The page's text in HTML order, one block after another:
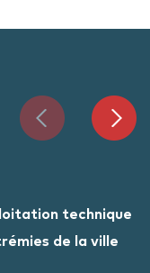
technique
de la ville